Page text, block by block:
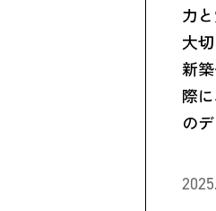
力
大
新
際
の